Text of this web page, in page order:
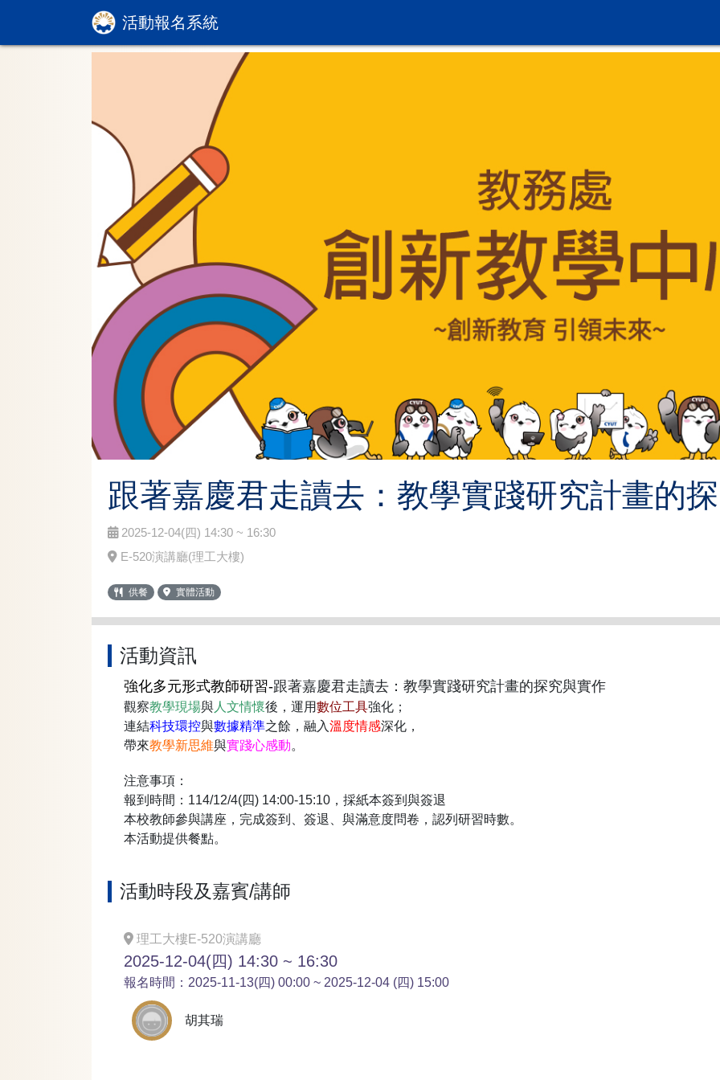
活動報名系統
跟著嘉慶君走讀去：教學實踐研究計畫的
2025-12-04(四) 14:30 ~ 16:30
E-520演講廳(理工大樓)
供餐 實體活動
活動資訊
強化多元形式教師研習-跟著嘉慶君走讀去：教學實踐研究計畫的探究與實作
觀察教學現場與 人文情懷後，運用數位工具強化；
連結科技環控與數據精準之餘，融入溫度情感深化，
帶來教學新思維與實踐心感動。
注意事項：
報到時間：114/12/4(四) 14:00-15:10，採紙本簽到與簽退
本校教師參與講座，完成簽到、簽退、與滿意度問卷，認列研習時數。
本活動提供餐點。
活動時段及嘉賓/講師
理工大樓E-520演講廳
2025-12-04(四) 14:30 ~ 16:30
報名時間：2025-11-13(四) 00:00 ~ 2025-12-04 (四) 15:00
胡其瑞